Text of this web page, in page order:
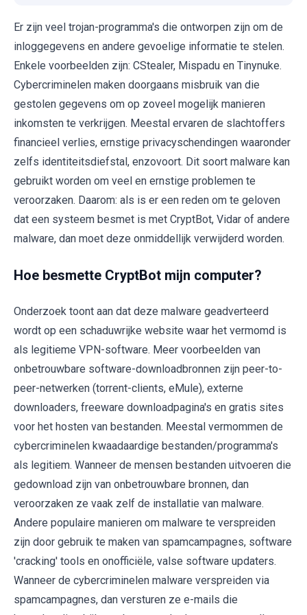
Er zijn veel trojan-programma's die ontworpen zijn om de
inloggegevens en andere gevoelige informatie te stelen.
Enkele voorbeelden zijn: CStealer, Mispadu en Tinynuke.
Cybercriminelen maken doorgaans misbruik van die
gestolen gegevens om op zoveel mogelijk manieren
inkomsten te verkrijgen. Meestal ervaren de slachtoffers
financieel verlies, ernstige privacyschendingen waaronder
zelfs identiteitsdiefstal, enzovoort. Dit soort malware kan
gebruikt worden om veel en ernstige problemen te
veroorzaken. Daarom: als is er een reden om te geloven
dat een systeem besmet is met CryptBot, Vidar of andere
malware, dan moet deze onmiddellijk verwijderd worden.
Hoe besmette CryptBot mijn computer?
Onderzoek toont aan dat deze malware geadverteerd
wordt op een schaduwrijke website waar het vermomd is
als legitieme VPN-software. Meer voorbeelden van
onbetrouwbare software-downloadbronnen zijn peer-to-
peer-netwerken (torrent-clients, eMule), externe
downloaders, freeware downloadpagina's en gratis sites
voor het hosten van bestanden. Meestal vermommen de
cybercriminelen kwaadaardige bestanden/programma's
als legitiem. Wanneer de mensen bestanden uitvoeren die
gedownload zijn van onbetrouwbare bronnen, dan
veroorzaken ze vaak zelf de installatie van malware.
Andere populaire manieren om malware te verspreiden
zijn door gebruik te maken van spamcampagnes, software
'cracking' tools en onofficiële, valse software updaters.
Wanneer de cybercriminelen malware verspreiden via
spamcampagnes, dan versturen ze e-mails die